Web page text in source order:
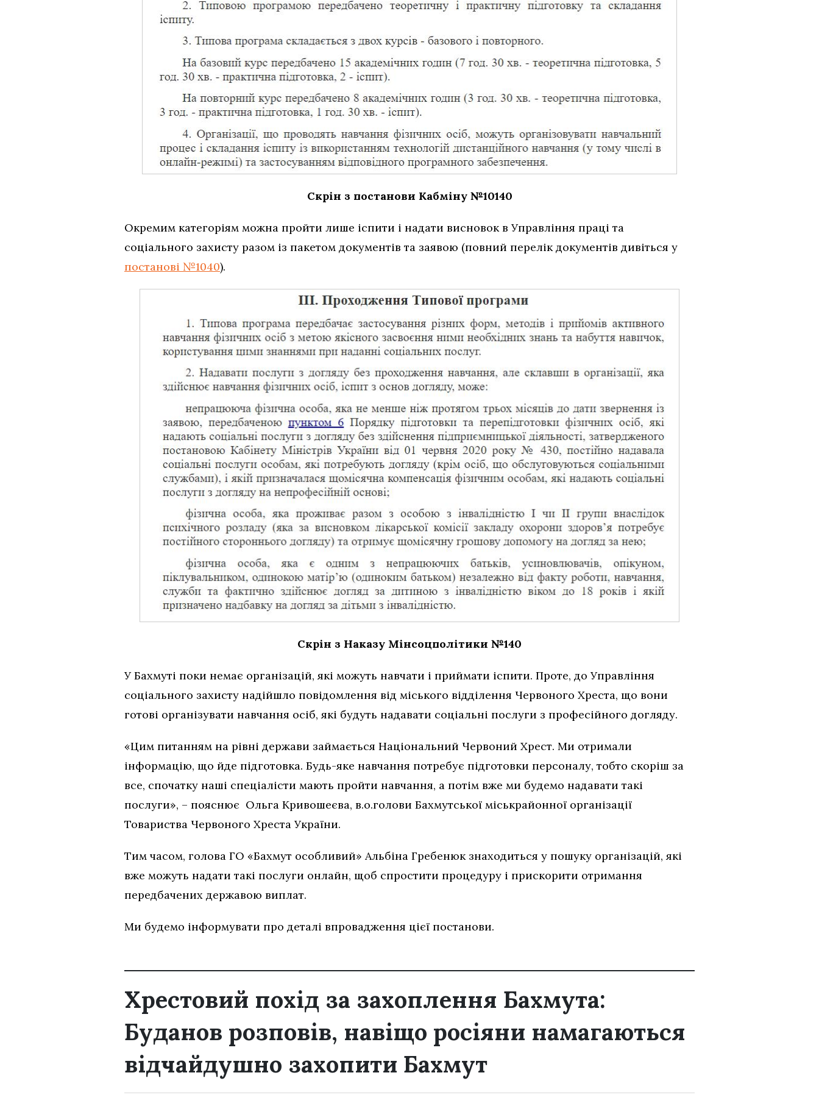
Скрін з постанови Кабміну №10140
Окремим категоріям можна пройти лише іспити і надати висновок в Управління праці та
соціального захисту разом із пакетом документів та заявою (повний перелік документів дивіться у
постанові №1040).
Скрін з Наказу Мінсоцполітики №140
У Бахмуті поки немає організацій, які можуть навчати і приймати іспити. Проте, до Управління
соціального захисту надійшло повідомлення від міського відділення Червоного Хреста, що вони
готові організувати навчання осіб, які будуть надавати соціальні послуги з професійного догляду.
«Цим питанням на рівні держави займається Національний Червоний Хрест. Ми отримали
інформацію, що йде підготовка. Будь-яке навчання потребує підготовки персоналу, тобто скоріш за
все, спочатку наші спеціалісти мають пройти навчання, а потім вже ми будемо надавати такі
послуги», – пояснює Ольга Кривошеєва, в.о.голови Бахмутської міськрайонної організації
Товариства Червоного Хреста України.
Тим часом, голова ГО «Бахмут особливий» Альбіна Гребенюк знаходиться у пошуку організацій, які
вже можуть надати такі послуги онлайн, щоб спростити процедуру і прискорити отримання
передбачених державою виплат.
Ми будемо інформувати про деталі впровадження цієї постанови.
Хрестовий похід за захоплення Бахмута:
Буданов розповів, навіщо росіяни намагаються
відчайдушно захопити Бахмут